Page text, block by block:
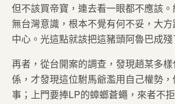
但不該買帝寶，連去看一眼都不應該
無台灣意識，根本不覺有何不妥，大
中心。光這點就該把這豬頭阿魯巴成殘
再者，從台開案的調查，發現趙某多
係，才發現這位駙馬爺濫用自己權勢
事；上門要捧LP的蟑螂蒼蠅，來者不拒